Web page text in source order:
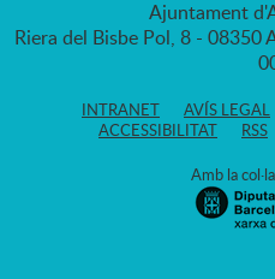
Ajuntament
Riera del Bisbe Pol, 8 - 08350
INTRANET AVÍS LEGAL
ACCESSIBILITAT
RSS
Amb la